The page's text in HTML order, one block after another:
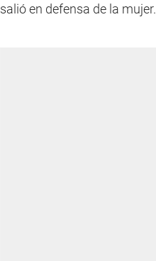
salió en defensa de la mujer.